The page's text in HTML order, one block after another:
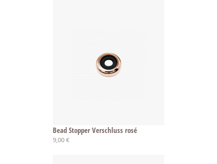
Bead Stopper Verschluss rosé
9,00 €